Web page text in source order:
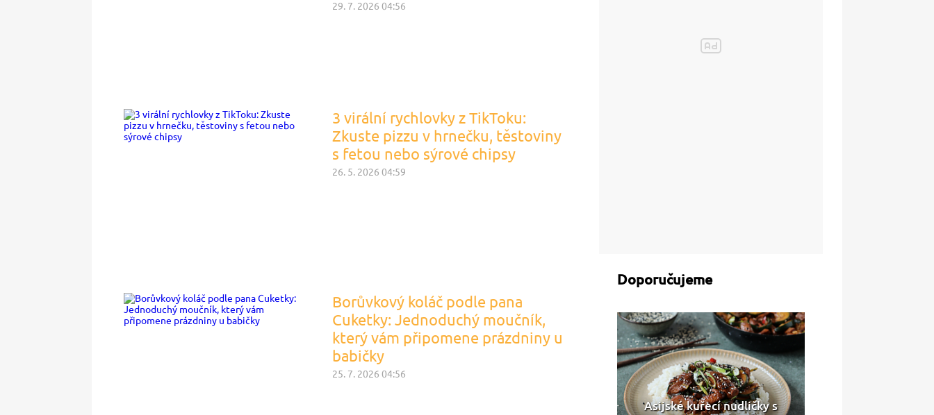
29. 7. 2026 04:56
3 virální rychlovky z TikToku:
Zkuste pizzu v hrnečku, těstoviny
s fetou nebo sýrové chipsy
26. 5. 2026 04:59
Borůvkový koláč podle pana
Cuketky: Jednoduchý moučník,
který vám připomene prázdniny u
babičky
25. 7. 2026 04:56
Doporučujeme
Asijské kuřecí nudličky s